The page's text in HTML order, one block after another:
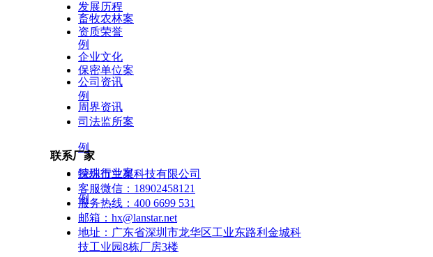
畜牧农林案
例
保密单位案
例
司法监所案
例
特殊行业案
例
发展历程
资质荣誉
企业文化
公司资讯
周界资讯
联系厂家
深圳市兰星科技有限公司
客服微信： 18902458121
服务热线： 400 6699 531
邮箱： hx@lanstar.net
地址： 广东省深圳市龙华区工业东路利金城科
技工业园8栋厂房3楼